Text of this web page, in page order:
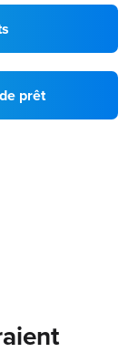
prêt